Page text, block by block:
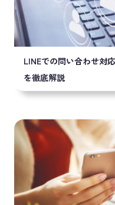
LINEでの問い合わせ対
を徹底解説